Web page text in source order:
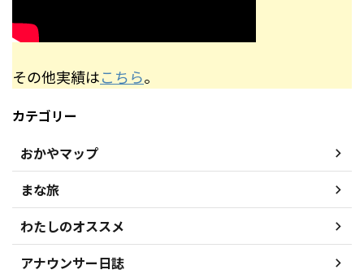
その他実績はこちら。
カテゴリー
おかやマップ
まな旅
わたしのオススメ
アナウンサー日誌